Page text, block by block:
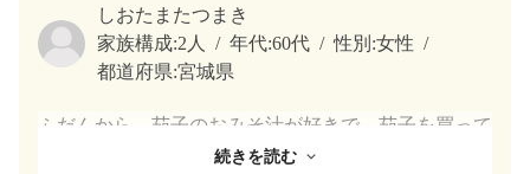
しおたまたつまき
家族構成:2人 年代:60代 性別:女性
都道府県:宮城県
ふだんから、茄子のおみそ汁が好きで、茄子を買って
作ります。でも、たまに、食べたーい！けど、作るの
続きを読む